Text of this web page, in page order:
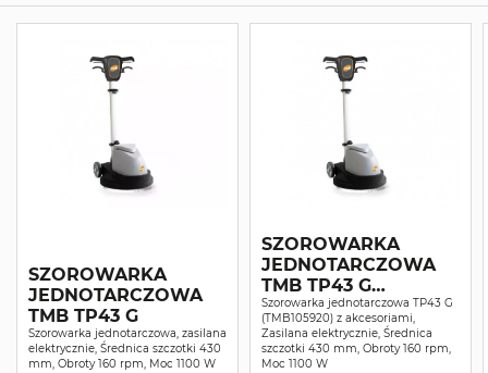
SZOROWARKA
JEDNOTARCZOWA
TMB TP43 G
Szorowarka jednotarczowa, zasilana
elektrycznie, Średnica szczotki 430
mm, Obroty 160 rpm, Moc 1100 W
SZOROWARKA
JEDNOTARCZOWA
TMB TP43 G
KOMPLET
Szorowarka jednotarczowa TP43 G
(TMB105920) z akcesoriami,
Zasilana elektrycznie, Średnica
szczotki 430 mm, Obroty 160 rpm,
Moc 1100 W